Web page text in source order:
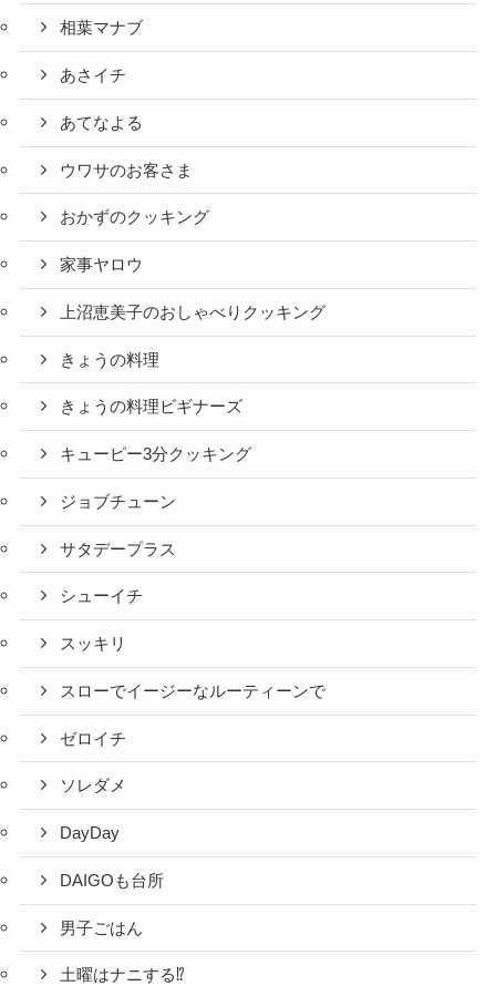
相葉マナブ
あさイチ
あてなよる
ウワサのお客さま
おかずのクッキング
家事ヤロウ
上沼恵美子のおしゃべりクッキング
きょうの料理
きょうの料理ビギナーズ
キューピー3分クッキング
ジョブチューン
サタデープラス
シューイチ
スッキリ
スローでイージーなルーティーンで
ゼロイチ
ソレダメ
DayDay
DAIGOも台所
男子ごはん
土曜はナニする⁉